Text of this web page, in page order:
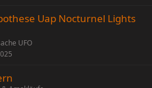
Uap Nocturnel Lights
UFO